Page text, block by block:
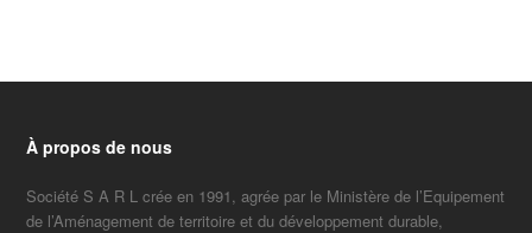
À propos de nous
Société S A R L crée en 1991, agrée par le Ministère de l’Equipement
de l’Aménagement de territoire et du développement durable,